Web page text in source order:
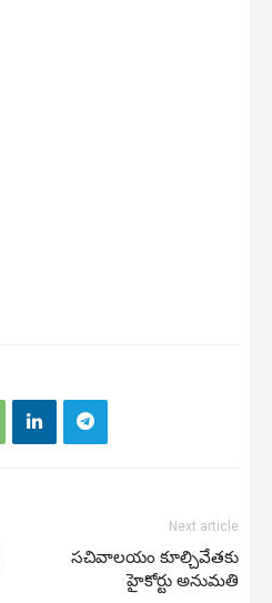
Next article
సచివాలయం కూల్చివేతకు
హైకోర్టు అనుమతి